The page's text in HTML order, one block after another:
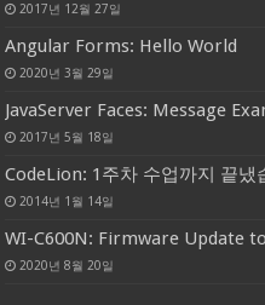
2017년 12월 27일
Angular Forms: Hello World
2020년 3월 29일
JavaServer Faces: Message
2017년 5월 18일
CodeLion: 1주차 수업까지 끝냈
2014년 1월 14일
WI-C600N: Firmware Update
2020년 8월 20일